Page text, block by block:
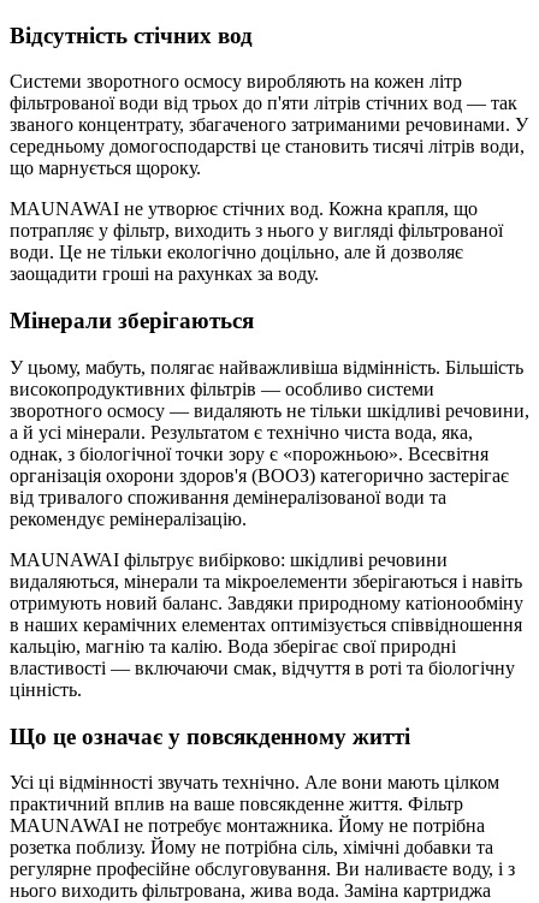
Відсутність стічних вод
Системи зворотного осмосу виробляють на кожен літр
фільтрованої води від трьох до п'яти літрів стічних вод — так
званого концентрату, збагаченого затриманими речовинами. У
середньому домогосподарстві це становить тисячі літрів води,
що марнується щороку.
MAUNAWAI не утворює стічних вод. Кожна крапля, що
потрапляє у фільтр, виходить з нього у вигляді фільтрованої
води. Це не тільки екологічно доцільно, але й дозволяє
заощадити гроші на рахунках за воду.
Мінерали зберігаються
У цьому, мабуть, полягає найважливіша відмінність. Більшість
високопродуктивних фільтрів — особливо системи
зворотного осмосу — видаляють не тільки шкідливі речовини,
а й усі мінерали. Результатом є технічно чиста вода, яка,
однак, з біологічної точки зору є «порожньою». Всесвітня
організація охорони здоров'я (ВООЗ) категорично застерігає
від тривалого споживання демінералізованої води та
рекомендує ремінералізацію.
MAUNAWAI фільтрує вибірково: шкідливі речовини
видаляються, мінерали та мікроелементи зберігаються і навіть
отримують новий баланс. Завдяки природному катіонообміну
в наших керамічних елементах оптимізується співвідношення
кальцію, магнію та калію. Вода зберігає свої природні
властивості — включаючи смак, відчуття в роті та біологічну
цінність.
Що це означає у повсякденному житті
Усі ці відмінності звучать технічно. Але вони мають цілком
практичний вплив на ваше повсякденне життя. Фільтр
MAUNAWAI не потребує монтажника. Йому не потрібна
розетка поблизу. Йому не потрібна сіль, хімічні добавки та
регулярне професійне обслуговування. Ви наливаєте воду, і з
нього виходить фільтрована, жива вода. Заміна картриджа